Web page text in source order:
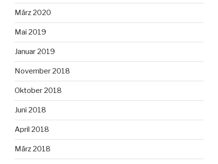
März 2020
Mai 2019
Januar 2019
November 2018
Oktober 2018
Juni 2018
April 2018
März 2018